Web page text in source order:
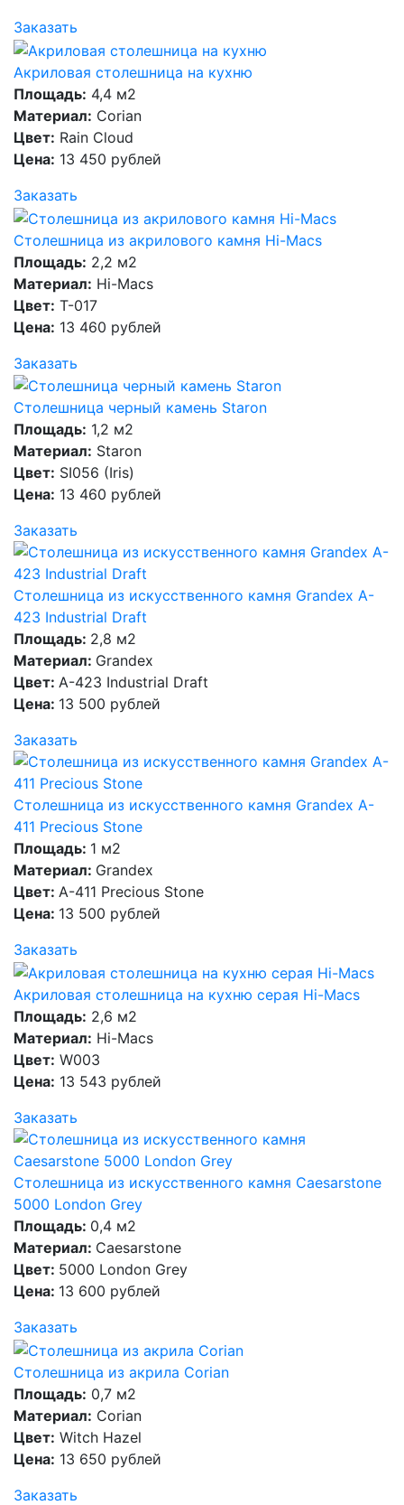
Заказать
Акриловая столешница на кухню
Площадь: 4,4 м2
Материал: Corian
Цвет: Rain Cloud
Цена: 13 450 рублей
Заказать
Столешница из акрилового камня Hi-Macs
Площадь: 2,2 м2
Материал: Hi-Macs
Цвет: T-017
Цена: 13 460 рублей
Заказать
Столешница черный камень Staron
Площадь: 1,2 м2
Материал: Staron
Цвет: SI056 (Iris)
Цена: 13 460 рублей
Заказать
Столешница из искусственного камня Grandex A-
423 Industrial Draft
Площадь: 2,8 м2
Материал: Grandex
Цвет: A-423 Industrial Draft
Цена: 13 500 рублей
Заказать
Столешница из искусственного камня Grandex A-
411 Precious Stone
Площадь: 1 м2
Материал: Grandex
Цвет: A-411 Precious Stone
Цена: 13 500 рублей
Заказать
Акриловая столешница на кухню серая Hi-Macs
Площадь: 2,6 м2
Материал: Hi-Macs
Цвет: W003
Цена: 13 543 рублей
Заказать
Столешница из искусственного камня Caesarstone
5000 London Grey
Площадь: 0,4 м2
Материал: Caesarstone
Цвет: 5000 London Grey
Цена: 13 600 рублей
Заказать
Столешница из акрила Corian
Площадь: 0,7 м2
Материал: Corian
Цвет: Witch Hazel
Цена: 13 650 рублей
Заказать